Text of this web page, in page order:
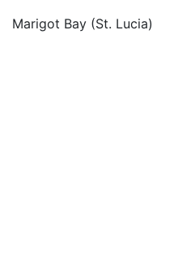
Marigot Bay (St. Lucia)